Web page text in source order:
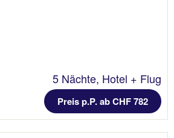
5 Nächte, Hotel + Flug
Preis p.P. ab CHF 782